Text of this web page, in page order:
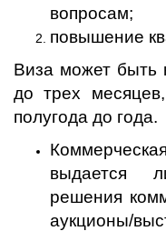
вопросам;
повышение
Виза может быть
до трех
полугода до года.
выдается
решения
аукционы/